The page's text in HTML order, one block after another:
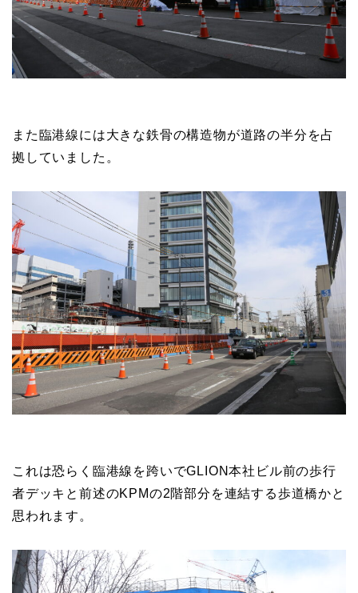
2棟の2階部分を連結する鉄骨造のデッキが架橋されて
います。
また臨港線には大きな鉄骨の構造物が道路の半分を占
拠していました。